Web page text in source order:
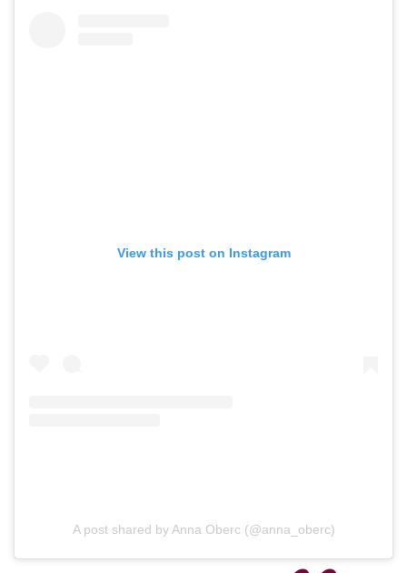
View this post on Instagram
A post shared by Anna Oberc (@anna_oberc)